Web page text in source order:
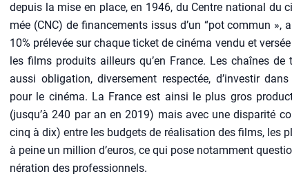
depuis la mise en place, en 1946, du Centre natio­nal du
mée (CNC) de finan­ce­ments issus d’un “pot com­mun »,
10% pré­le­vée sur chaque ticket de ciné­ma ven­du et
les films pro­duits ailleurs qu’en France. Les chaînes
aus­si obli­ga­tion, diver­se­ment res­pec­tée, d’investir
pour le ciné­ma. La France est ain­si le plus gros
(jusqu’à 240 par an en 2019) mais avec une dis­pa­ri­té
cinq à dix) entre les bud­gets de réa­li­sa­tion des films, les
à peine un mil­lion d’euros, ce qui pose notam­ment
né­ra­tion des pro­fes­sion­nels.